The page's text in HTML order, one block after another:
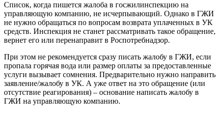
Список, когда пишется жалоба в госжилинспекцию на
управляющую компанию, не исчерпывающий. Однако в ГЖИ
не нужно обращаться по вопросам возврата уплаченных в УК
средств. Инспекция не станет рассматривать такое обращение,
вернет его или перенаправит в Роспотребнадзор.
При этом не рекомендуется сразу писать жалобу в ГЖИ, если
пропала горячая вода или размер оплаты за предоставленные
услуги вызывает сомнения. Предварительно нужно направить
заявление/жалобу в УК. А уже ответ на это обращение (или
отсутствие реагирования) – основание написать жалобу в
ГЖИ на управляющую компанию.